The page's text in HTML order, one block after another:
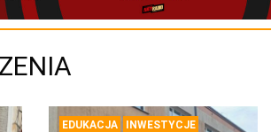
EDUKACJA INWESTYCJE